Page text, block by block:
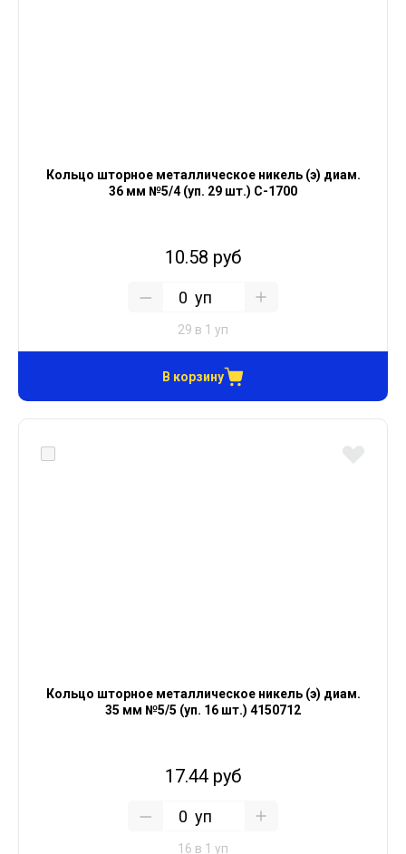
Кольцо шторное металлическое никель (э) диам.
36 мм №5/4 (уп. 29 шт.) С-1700
10.58 руб
уп
29 в 1 уп
В корзину
Кольцо шторное металлическое никель (э) диам.
35 мм №5/5 (уп. 16 шт.) 4150712
17.44 руб
уп
16 в 1 уп